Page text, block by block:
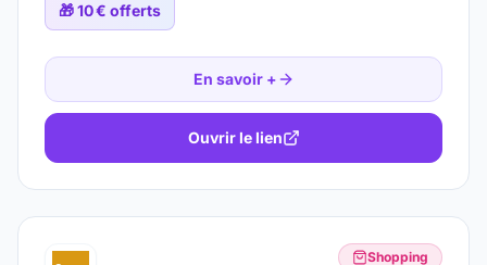
🎁10 € offerts
En savoir +
Ouvrir le lien
Shopping